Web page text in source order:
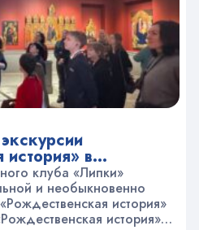
в
клуба «Липки»
и необыкновенно
история»
история»